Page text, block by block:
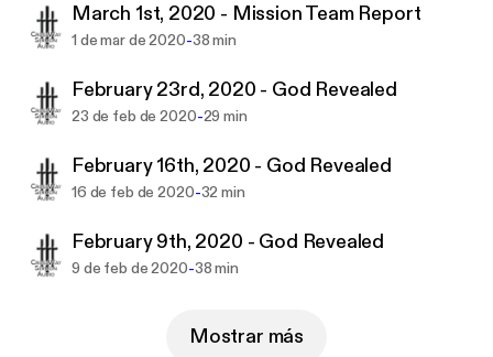
March 1st, 2020 - Mission Team Report
1 de mar de 2020-38 min
February 23rd, 2020 - God Revealed
23 de feb de 2020-29 min
February 16th, 2020 - God Revealed
16 de feb de 2020-32 min
February 9th, 2020 - God Revealed
9 de feb de 2020-38 min
Mostrar más